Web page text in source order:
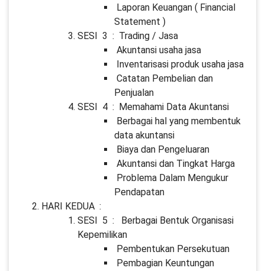
Laporan Keuangan ( Financial
Statement )
SESI 3 : Trading / Jasa
Akuntansi usaha jasa
Inventarisasi produk usaha jasa
Catatan Pembelian dan
Penjualan
SESI 4 : Memahami Data Akuntansi
Berbagai hal yang membentuk
data akuntansi
Biaya dan Pengeluaran
Akuntansi dan Tingkat Harga
Problema Dalam Mengukur
Pendapatan
HARI KEDUA :
SESI 5 : Berbagai Bentuk Organisasi
Kepemilikan
Pembentukan Persekutuan
Pembagian Keuntungan